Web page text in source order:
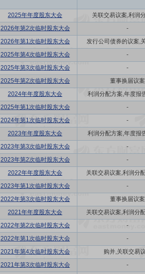
2025年年度股东大会
关联交易议案,利润
2026年第2次临时股东大会
-
2026年第1次临时股东大会
发行公司债券的议案,
2025年第4次临时股东大会
-
2025年第3次临时股东大会
-
2025年第2次临时股东大会
董事换届议案
2024年年度股东大会
利润分配方案,年度报
2025年第1次临时股东大会
-
2024年第1次临时股东大会
-
2023年年度股东大会
利润分配方案,年度报
2023年第3次临时股东大会
-
2023年第2次临时股东大会
-
2022年年度股东大会
关联交易议案,利润分
2023年第1次临时股东大会
-
2022年第3次临时股东大会
董事换届议案
2021年年度股东大会
关联交易议案,利润分
2022年第2次临时股东大会
-
2022年第1次临时股东大会
-
2021年第4次临时股东大会
购并,关联交易
2021年第3次临时股东大会
-